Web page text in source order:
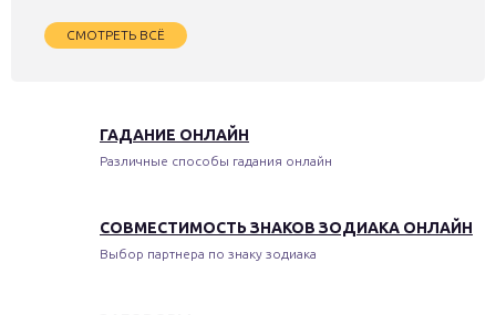
СМОТРЕТЬ ВСЁ
ГАДАНИЕ ОНЛАЙН
Различные способы гадания онлайн
СОВМЕСТИМОСТЬ ЗНАКОВ ЗОДИАКА ОНЛАЙН
Выбор партнера по знаку зодиака